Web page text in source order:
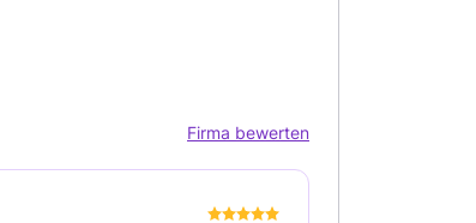
Firma bewerten